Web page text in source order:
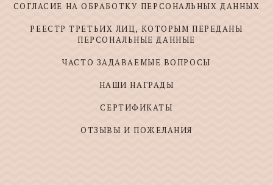
СОГЛАСИЕ НА ОБРАБОТКУ ПЕРСОНАЛЬНЫХ ДАННЫХ
РЕЕСТР ТРЕТЬИХ ЛИЦ, КОТОРЫМ ПЕРЕДАНЫ
ПЕРСОНАЛЬНЫЕ ДАННЫЕ
ЧАСТО ЗАДАВАЕМЫЕ ВОПРОСЫ
НАШИ НАГРАДЫ
СЕРТИФИКАТЫ
ОТЗЫВЫ И ПОЖЕЛАНИЯ